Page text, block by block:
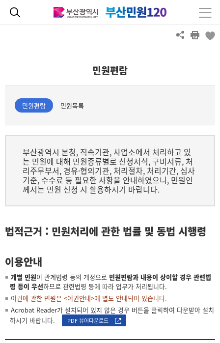
민원편람
민원편람 민원목록
부산광역시 본청, 직속기관, 사업소에서 처리하고 있
는 민원에 대해 민원종류별로 신청서식, 구비서류, 처
리주무부서, 경유·협의기관, 처리절차, 처리기간, 심사
기준, 수수료 등 필요한 사항을 안내하였으니, 민원인
께서는 민원 신청 시 활용하시기 바랍니다.
법적근거 : 민원처리에 관한 법률 및 동법 시행령
이용안내
개별 민원이 관계법령 등의 개정으로 민원편람과 내용이 상이할 경우 관련법
령 등이 우선하므로 관련법령 등에 따라 업무가 처리됩니다.
여권에 관한 민원은 <여권안내>에 별도 안내되어 있습니다.
Acrobat Reader가 설치되어 있지 않은 경우 버튼을 클릭하여 다운받아 설치
하시기 바랍니다.
PDF 뷰어다운로드